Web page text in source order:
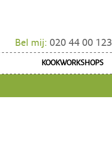
Bel mij: 020 44 00 123
KOOKWORKSHOPS